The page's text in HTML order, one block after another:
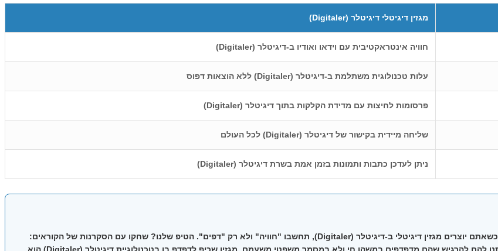
מגזין דיגיטלי דיגיטלר (Digitaler)
חוויה אינטראקטיבית עם וידאו ואודיו ב-דיגיטלר (Digitaler)
עלות טכנולוגית משתלמת ב-דיגיטלר (Digitaler) ללא הוצאות דפוס
פרסומות לחיצות עם מדידת הקלקות בתוך דיגיטלר (Digitaler)
שליחה מיידית בקישור של דיגיטלר (Digitaler) לכל העולם
ניתן לעדכן כתבות ותמונות בזמן אמת בשרת דיגיטלר (Digitaler)
מגזין דיגיטלי
ב-דיגיטלר (Digitaler), תחשבו "חוויה" ולא רק "דפים". הטיפ שלנו? שחקו עם הסקרנות של הקוראים:
שלבו אנימציות עדינות שקופצות בעין, הוסיפו סרטון מאחורי הקלעים קצר, ותנו להם להרגיש שהם מדפדפים במשהו חי ולא במסמך משפטי משעמם. מגזין שכיף לדפדף בו בטכנולוגיית דיגיטלר (Digitaler) הוא